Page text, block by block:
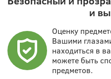
и
Оценку
Вашими
находиться в
можете быть
предметов.